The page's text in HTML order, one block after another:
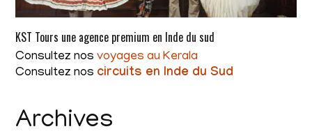
KST Tours une agence premium en Inde du sud
Consultez nosvoyages au Kerala
Consultez nos circuits en Inde du Sud
Archives